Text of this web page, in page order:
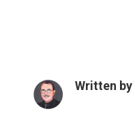
Written by